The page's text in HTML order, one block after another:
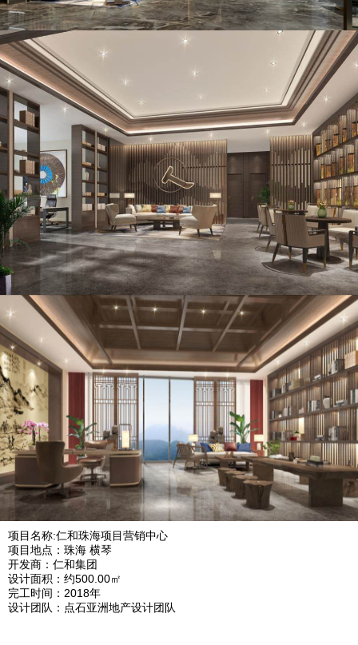
TOUCH STONE ASIA
项目名称:仁和珠海项目营销中心
项目地点：珠海 横琴
开发商：仁和集团
设计面积：约500.00㎡
完工时间：2018年
设计团队：点石亚洲地产设计团队